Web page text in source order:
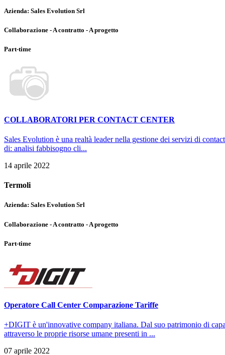
Azienda: Sales Evolution Srl
Collaborazione - A contratto - A progetto
Part-time
COLLABORATORI PER CONTACT CENTER
Sales Evolution è una realtà leader nella gestione dei servizi di
di: analisi fabbisogno cli...
14 aprile 2022
Termoli
Azienda: Sales Evolution Srl
Collaborazione - A contratto - A progetto
Part-time
Operatore Call Center Comparazione Tariffe
+DIGIT è un'innovative company italiana. Dal suo patrimonio di
attraverso le proprie risorse umane presenti in ...
07 aprile 2022